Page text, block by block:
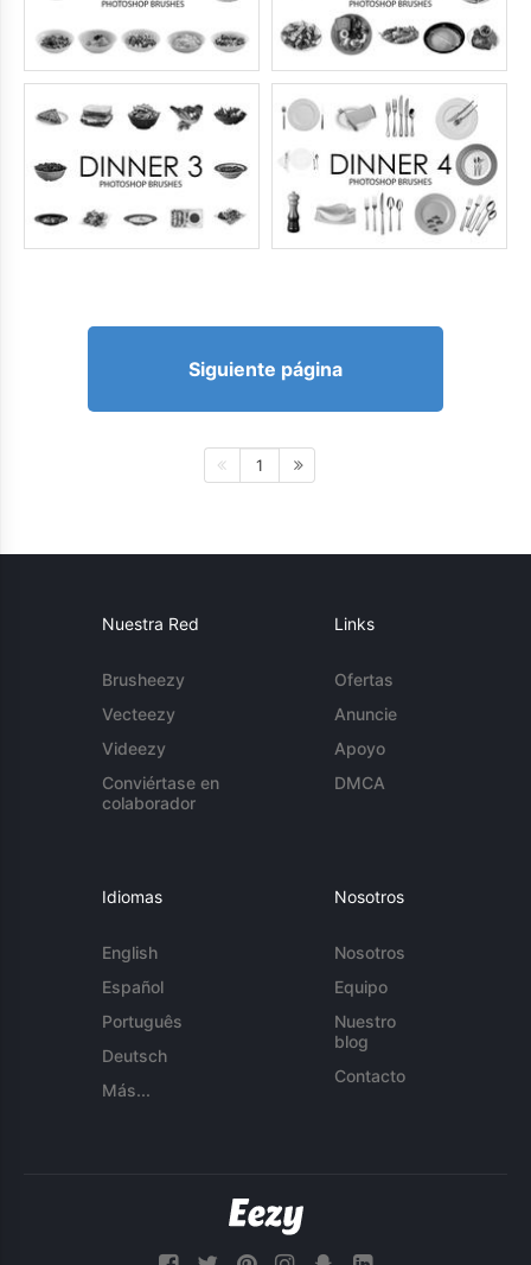
Siguiente página
1
Nuestra Red
Brusheezy
Vecteezy
Videezy
Conviértase en
colaborador
Links
Ofertas
Anuncie
Apoyo
DMCA
Idiomas
English
Español
Português
Deutsch
Más...
Nosotros
Nosotros
Equipo
Nuestro
blog
Contacto